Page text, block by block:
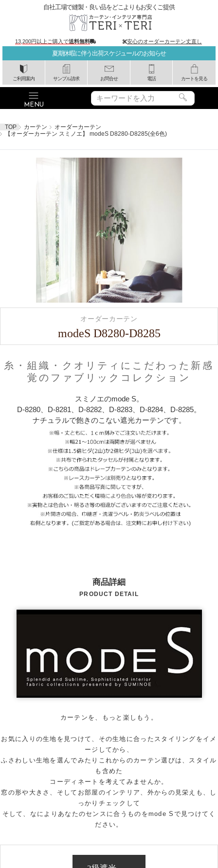
夏期休暇に伴う出荷スケジュールのお知らせ
ご利用案内 サンプル請求 お問合せ 電話 カートを見る
自社工場で縫製・良い品をどこよりもお安くご提供
13,200円以上ご購入で送料無料 安心のオーダーカーテン丈直し
TOP カーテン
オーダーカーテン
【オーダーカーテン スミノエ】 modeS D8280-D8285(全6色)
糸・組織・クオリティにこだわった新感
覚のファブリックコレクション
オーダーカーテン
modeS D8280-D8285
スミノエのmode S。
D-8280、D-8281、D-8282、D-8283、D-8284、D-8285。
ナチュラルで飽きのこない遮光カーテンです。
商品詳細
PRODUCT DETAIL
カーテンを、もっと楽しもう。
お気に入りの生地を見つけて、その生地に合ったスタイリングをイメ
ージしてから、
ふさわしい生地を選んでみたりこれからのカーテン選びは、スタイル
も含めた
コーディネートを考えてみませんか。
窓の形や大きさ、そしてお部屋のインテリア、外からの見栄えも、し
っかりチェックして
そして、なによりあなたのセンスに合うものをmode Sで見つけてく
ださい。